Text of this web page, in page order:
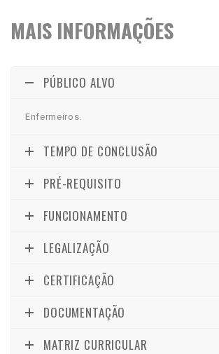
MAIS INFORMAÇÕES
PÚBLICO ALVO
Enfermeiros.
TEMPO DE CONCLUSÃO
PRÉ-REQUISITO
FUNCIONAMENTO
LEGALIZAÇÃO
CERTIFICAÇÃO
DOCUMENTAÇÃO
MATRIZ CURRICULAR